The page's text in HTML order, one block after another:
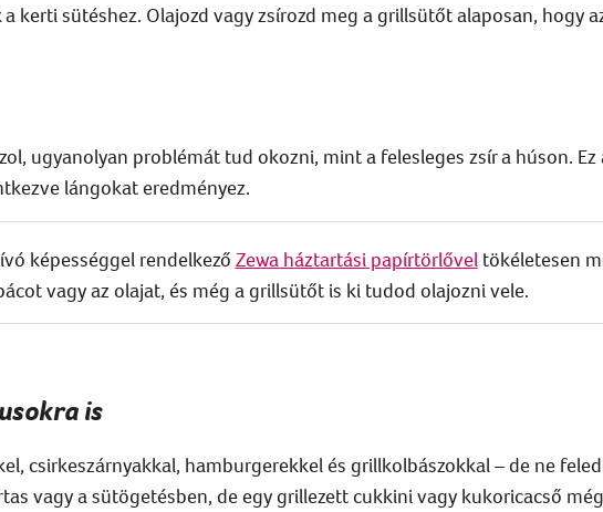
kerti sütéshez. Olajozd vagy zsírozd meg a grillsütőt alaposan, hogy
ugyanolyan problémát tud okozni, mint a felesleges zsír a húson. Ez
lángokat eredményez.
képességgel rendelkező Zewa háztartási papírtörlővel tökéletesen
vagy az olajat, és még a grillsütőt is ki tudod olajozni vele.
is
csirkeszárnyakkal, hamburgerekkel és grillkolbászokkal – de ne
vagy a sütögetésben, de egy grillezett cukkini vagy kukoricacső